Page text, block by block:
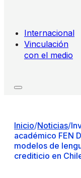
Internacional
Vinculación
con el medio
Inicio/Noticias/
académico FEN
modelos de
crediticio en